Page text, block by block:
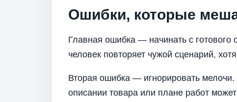
Ошибки, которые
Главная ошибка — начинать с готового
человек повторяет чужой сценарий,
Вторая ошибка — игнорировать
описании товара или плане работ